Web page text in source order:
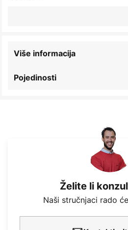
Pojedinosti
Više informacija
Želite li
Naši stručnjaci rado